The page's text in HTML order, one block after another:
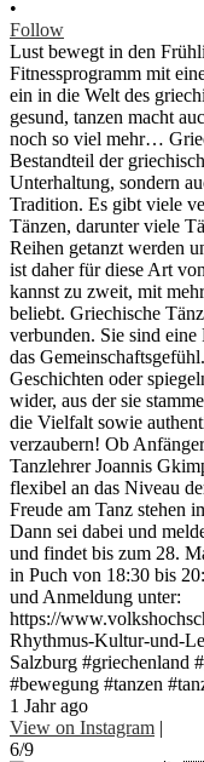
•
Follow
Lust bewegt in den
Fitnessprogramm mit
ein in die Welt des
gesund, tanzen macht
noch so viel mehr…
Bestandteil der
Unterhaltung, sondern
Tradition. Es gibt viele
Tänzen, darunter viele
Reihen getanzt werden
ist daher für diese Art
kannst zu zweit, mit
beliebt. Griechische
verbunden. Sie sind
das
Geschichten oder
wider, aus der sie
die Vielfalt sowie
verzaubern! Ob
Tanzlehrer Joannis
flexibel an das Niveau
Freude am Tanz stehen
Dann sei dabei und
und findet bis zum 28.
in Puch von 18:30 bis
und Anmeldung unter:
https://
Rhythmus-Kultur-und-
Salzburg #griechenland
#bewegung #tanzen
1 Jahr ago
View on Instagram |
6/9